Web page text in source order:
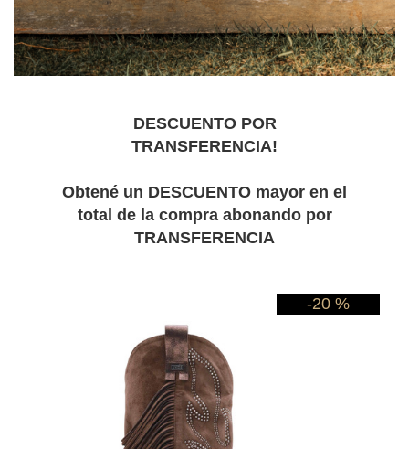
DESCUENTO POR
TRANSFERENCIA!
Obtené un DESCUENTO mayor en el
total de la compra abonando por
TRANSFERENCIA
-20 %